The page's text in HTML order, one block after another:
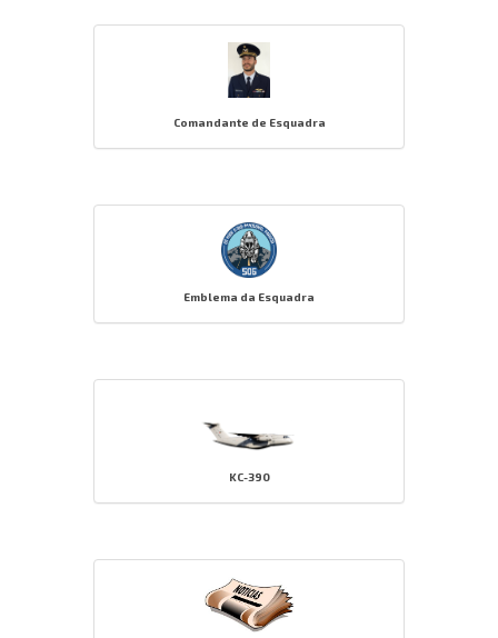
Comandante de Esquadra
Emblema da Esquadra
KC-390